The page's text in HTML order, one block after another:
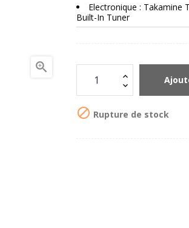

Electronique : Takamine
Built-In Tuner
 Rupture de stock